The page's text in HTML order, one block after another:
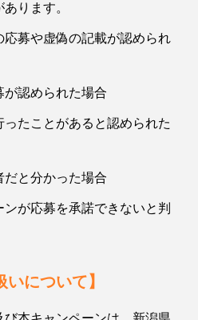
ります。
募や虚偽の記載が認められ
認められた場合
たことがあると認められた
と分かった場合
が応募を承諾できないと判
いについて】